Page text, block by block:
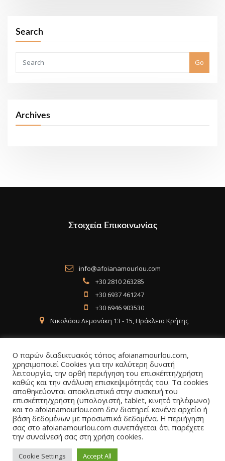
Search
Go
Archives
Στοιχεία Επικοινωνίας
info@afoianamourlou.com
+30 2810 263285
+30 6937 461247
+30 6946 903530
Νικολάου Λεμονάκη 13 - 15, Ηράκλειο Κρήτης
Social Media
Facebook
Instagram
LinkedIn
Ο παρών διαδικτυακός τόπος afoianamourlou.com,
χρησιμοποιεί Cookies για την καλύτερη δυνατή
λειτουργία, την ορθή περιήγηση του επισκέπτη/χρήστη
καθώς και την ανάλυση επισκεψιμότητάς του. Τα cookies
αποθηκεύονται αποκλειστικά στην συσκευή του
επισκέπτη/χρήστη (υπολογιστή, tablet, κινητό τηλέφωνο)
και το afoianamourlou.com δεν διατηρεί κανένα αρχείο ή
βάση δεδομένων με προσωπικά δεδομένα. Η περιήγηση
σας στο afoianamourlou.com συνεπάγεται ότι παρέχετε
την συναίνεσή σας στη χρήση cookies.
Cookie Settings Accept All